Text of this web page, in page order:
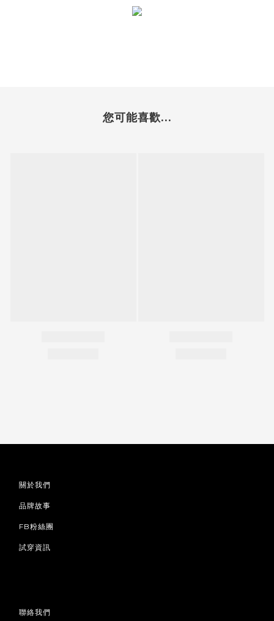
您可能喜歡...
關於我們
品牌故事
FB粉絲團
試穿資訊
聯絡我們